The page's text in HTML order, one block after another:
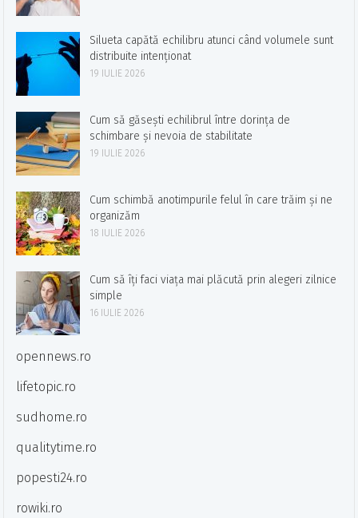
Silueta capătă echilibru atunci când volumele sunt
distribuite intenționat
19 IULIE 2026
Cum să găsești echilibrul între dorința de
schimbare și nevoia de stabilitate
19 IULIE 2026
Cum schimbă anotimpurile felul în care trăim și ne
organizăm
18 IULIE 2026
Cum să îți faci viața mai plăcută prin alegeri zilnice
simple
16 IULIE 2026
opennews.ro
lifetopic.ro
sudhome.ro
qualitytime.ro
popesti24.ro
rowiki.ro